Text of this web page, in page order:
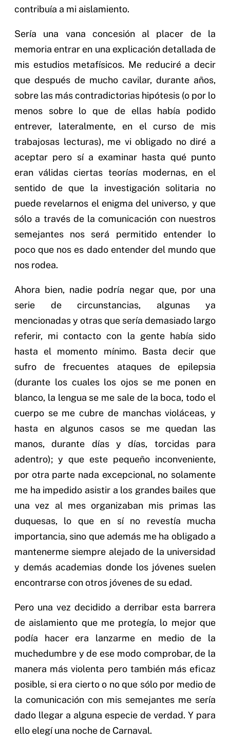
contribuía a mi aislamiento.
Sería una vana concesión al placer de la
memoria entrar en una explicación detallada de
mis estudios metafísicos. Me reduciré a decir
que después de mucho cavilar, durante años,
sobre las más contradictorias hipótesis (o por lo
menos sobre lo que de ellas había podido
entrever, lateralmente, en el curso de mis
trabajosas lecturas), me vi obligado no diré a
aceptar pero sí a examinar hasta qué punto
eran válidas ciertas teorías modernas, en el
sentido de que la investigación solitaria no
puede revelarnos el enigma del universo, y que
sólo a través de la comunicación con nuestros
semejantes nos será permitido entender lo
poco que nos es dado entender del mundo que
nos rodea.
Ahora bien, nadie podría negar que, por una
serie de circunstancias, algunas ya
mencionadas y otras que sería demasiado largo
referir, mi contacto con la gente había sido
hasta el momento mínimo. Basta decir que
sufro de frecuentes ataques de epilepsia
(durante los cuales los ojos se me ponen en
blanco, la lengua se me sale de la boca, todo el
cuerpo se me cubre de manchas violáceas, y
hasta en algunos casos se me quedan las
manos, durante días y días, torcidas para
adentro); y que este pequeño inconveniente,
por otra parte nada excepcional, no solamente
me ha impedido asistir a los grandes bailes que
una vez al mes organizaban mis primas las
duquesas, lo que en sí no revestía mucha
importancia, sino que además me ha obligado a
mantenerme siempre alejado de la universidad
y demás academias donde los jóvenes suelen
encontrarse con otros jóvenes de su edad.
Pero una vez decidido a derribar esta barrera
de aislamiento que me protegía, lo mejor que
podía hacer era lanzarme en medio de la
muchedumbre y de ese modo comprobar, de la
manera más violenta pero también más eficaz
posible, si era cierto o no que sólo por medio de
la comunicación con mis semejantes me sería
dado llegar a alguna especie de verdad. Y para
ello elegí una noche de Carnaval.